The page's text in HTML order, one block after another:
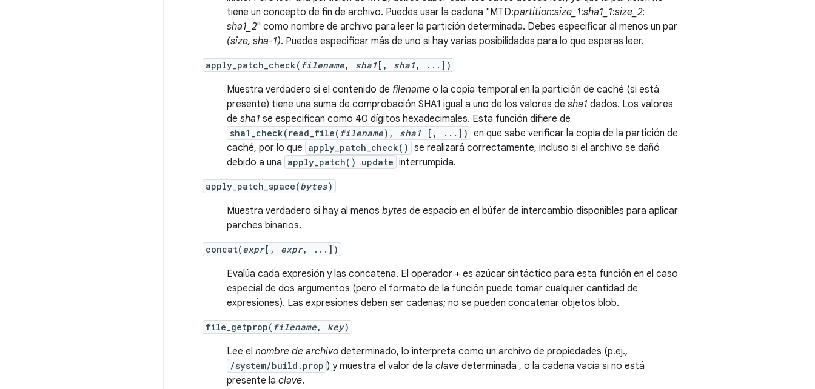
tiene un concepto de fin de archivo. Puedes usar la cadena "MTD:partition:size_1:sha1_1:size_2:
sha1_2" como nombre de archivo para leer la partición determinada. Debes especificar al menos un par
(size, sha-1). Puedes especificar más de uno si hay varias posibilidades para lo que esperas leer.
apply_patch_check( filename, sha1 [, sha1 , ...])
Muestra verdadero si el contenido de filename o la copia temporal en la partición de caché (si está
presente) tiene una suma de comprobación SHA1 igual a uno de los valores de sha1 dados. Los valores
de sha1 se especifican como 40 dígitos hexadecimales. Esta función difiere de
sha1_check(read_file( filename), sha1 [, ...]) en que sabe verificar la copia de la partición de
caché, por lo que apply_patch_check() se realizará correctamente, incluso si el archivo se dañó
debido a una apply_patch() update interrumpida.
apply_patch_space(bytes)
Muestra verdadero si hay al menos bytes de espacio en el búfer de intercambio disponibles para aplicar
parches binarios.
concat(expr[, expr, ...])
Evalúa cada expresión y las concatena. El operador + es azúcar sintáctico para esta función en el caso
especial de dos argumentos (pero el formato de la función puede tomar cualquier cantidad de
expresiones). Las expresiones deben ser cadenas; no se pueden concatenar objetos blob.
file_getprop( filename, key)
Lee el nombre de archivo determinado, lo interpreta como un archivo de propiedades (p.ej.,
/system/build.prop ) y muestra el valor de la clave determinada , o la cadena vacía si no está
presente la clave.